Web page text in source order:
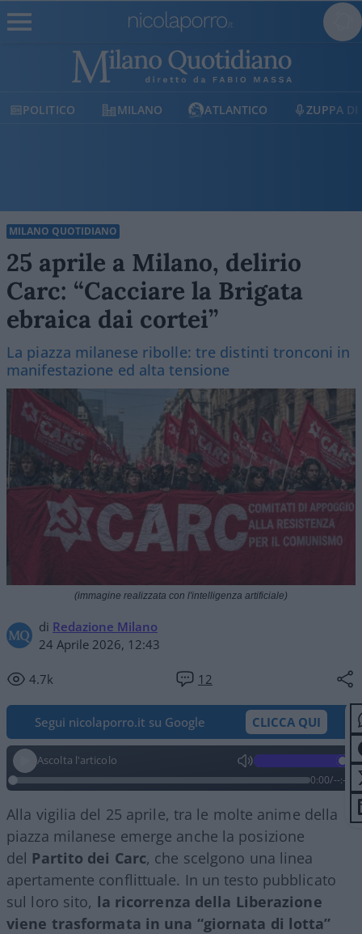
POLITICO MILANO ATLANTICO ZUPPA DI
MILANO QUOTIDIANO
25 aprile a Milano, delirio
Carc: “Cacciare la Brigata
ebraica dai cortei”
La piazza milanese ribolle: tre distinti tronconi in
manifestazione ed alta tensione
di Redazione Milano
24 Aprile 2026, 12:43
4.7k 12
(immagine realizzata con l'intelligenza artificiale)
Segui nicolaporro.it su Google CLICCA QUI
Ascolta l'articolo
0:00/--:--
Alla vigilia del 25 aprile, tra le molte anime della
piazza milanese emerge anche la posizione
del Partito dei Carc, che scelgono una linea
apertamente conflittuale. In un testo pubblicato
sul loro sito, la ricorrenza della Liberazione
viene trasformata in una “giornata di lotta”